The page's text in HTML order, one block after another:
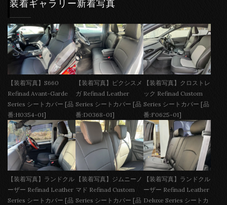
装着ギャラリー新着写真
【装着写真】S660
Refinad Avant-Garde
Series シートカバー [品
番:H0354-01]
【装着写真】ピクシスメ
ガ Refinad Leather
Series シートカバー [品
番:D0368-01]
【装着写真】クロストレ
ック Refinad Custom
Series シートカバー [品
番:F0625-01]
【装着写真】ランドクル
ーザー Refinad Leather
Series シートカバー [品
【装着写真】ジムニーノ
マド Refinad Custom
Series シートカバー [品
【装着写真】ランドクル
ーザー Refinad Leather
Deluxe Series シートカ